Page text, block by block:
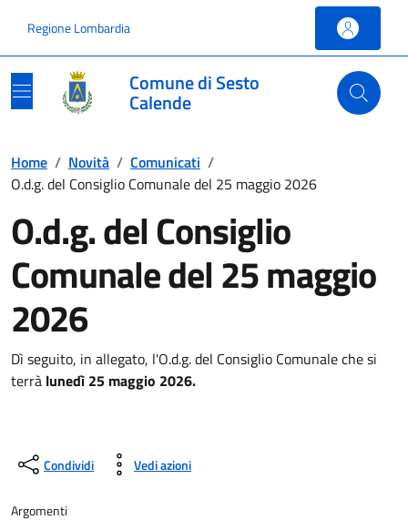
Regione Lombardia
Comune di Sesto
Calende
Home / Novità / Comunicati /
O.d.g. del Consiglio Comunale del 25 maggio 2026
O.d.g. del Consiglio
Comunale del 25 maggio
2026
Dì seguito, in allegato, l'O.d.g. del Consiglio Comunale che si
terrà lunedì 25 maggio 2026.
Condividi Vedi azioni
Argomenti